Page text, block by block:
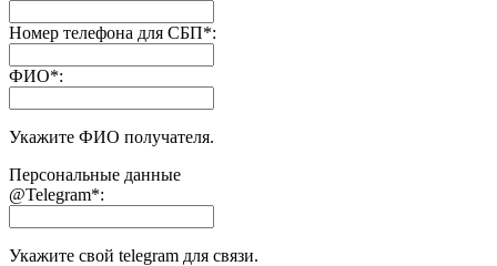
Номер телефона для СБП*:
ФИО*:
Укажите ФИО получателя.
Персональные данные
@Telegram*:
Укажите свой telegram для связи.